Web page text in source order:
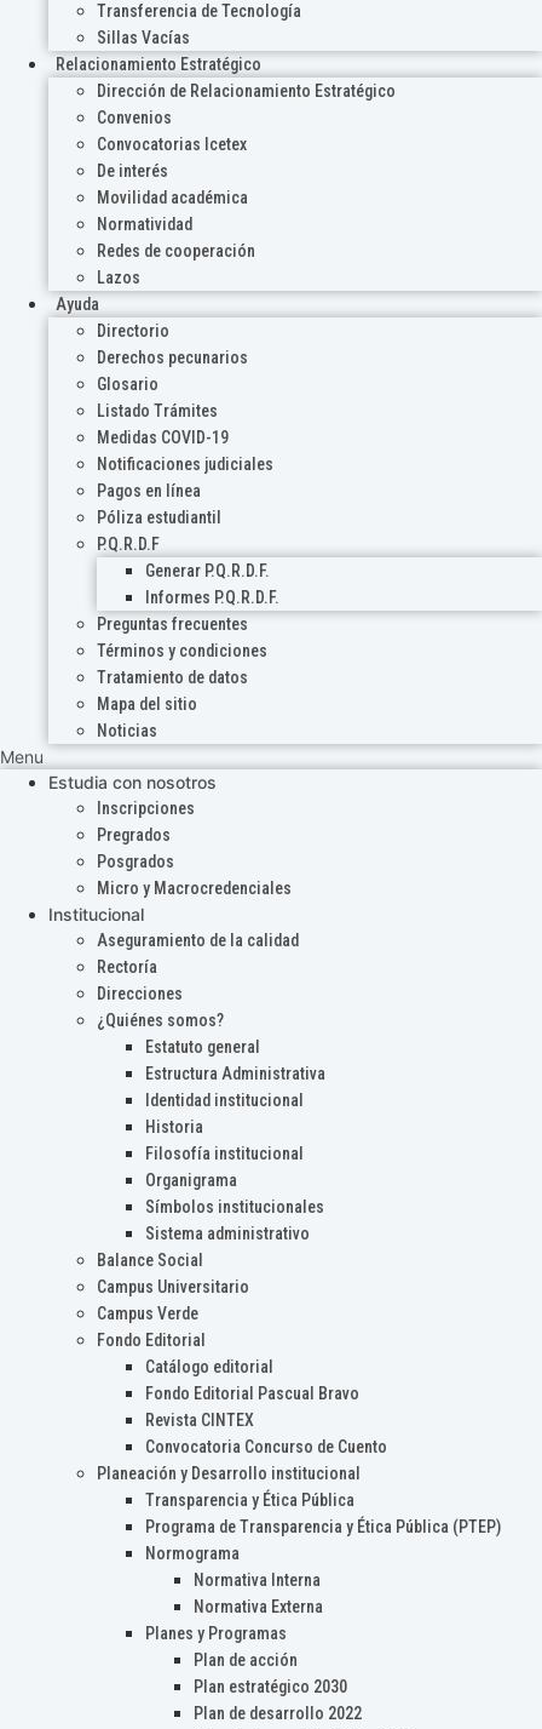
Transferencia de Tecnología
Sillas Vacías
Relacionamiento Estratégico
Dirección de Relacionamiento Estratégico
Convenios
Convocatorias Icetex
De interés
Movilidad académica
Normatividad
Redes de cooperación
Lazos
Ayuda
Directorio
Derechos pecunarios
Glosario
Listado Trámites
Medidas COVID-19
Notificaciones judiciales
Pagos en línea
Póliza estudiantil
P.Q.R.D.F
Generar P.Q.R.D.F.
Informes P.Q.R.D.F.
Preguntas frecuentes
Términos y condiciones
Tratamiento de datos
Mapa del sitio
Noticias
Menu
Estudia con nosotros
Inscripciones
Pregrados
Posgrados
Micro y Macrocredenciales
Institucional
Aseguramiento de la calidad
Rectoría
Direcciones
¿Quiénes somos?
Estatuto general
Estructura Administrativa
Identidad institucional
Historia
Filosofía institucional
Organigrama
Símbolos institucionales
Sistema administrativo
Balance Social
Campus Universitario
Campus Verde
Fondo Editorial
Catálogo editorial
Fondo Editorial Pascual Bravo
Revista CINTEX
Convocatoria Concurso de Cuento
Planeación y Desarrollo institucional
Transparencia y Ética Pública
Programa de Transparencia y Ética Pública (PTEP)
Normograma
Normativa Interna
Normativa Externa
Planes y Programas
Plan de acción
Plan estratégico 2030
Plan de desarrollo 2022